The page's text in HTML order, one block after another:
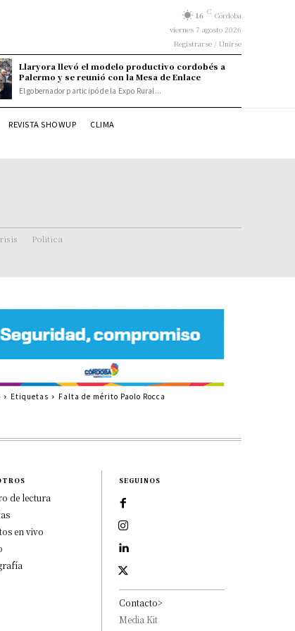
16 C Córdoba
viernes 7 agosto 2026
Registrarse / Unirse
Llaryora llevó el modelo productivo cordobés a
Palermo y se reunió con la Mesa de Enlace
El gobernador participó de la Expo Rural...
REVISTA SHOWUP CLIMA
Politica
Etiquetas Falta de mérito Paolo Rocca
de lectura
en vivo
SEGUINOS
Contacto>
Media Kit